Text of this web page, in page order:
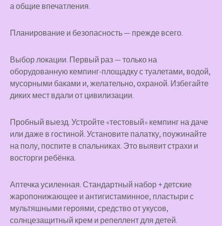
а общие впечатления.
Планирование и безопасность — прежде всего.
Выбор локации. Первый раз — только на
оборудованную кемпинг-площадку с туалетами, водой,
мусорными баками и, желательно, охраной. Избегайте
диких мест вдали от цивилизации.
Пробный выезд. Устройте «тестовый» кемпинг на даче
или даже в гостиной. Установите палатку, поужинайте
на полу, поспите в спальниках. Это выявит страхи и
восторги ребёнка.
Аптечка усиленная. Стандартный набор + детские
жаропонижающее и антигистаминное, пластыри с
мультяшными героями, средство от укусов,
солнцезащитный крем и репеллент для детей.